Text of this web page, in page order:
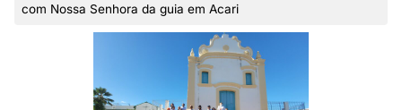
com Nossa Senhora da guia em Acari